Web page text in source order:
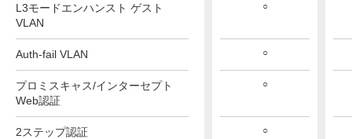
L3モードエンハンスト ゲスト
VLAN
Auth-fail VLAN
プロミスキャス/インターセプト
Web認証
2ステップ認証
○
○
○
○